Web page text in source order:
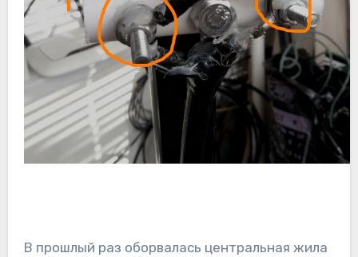
В прошлый раз оборвалась центральная жила